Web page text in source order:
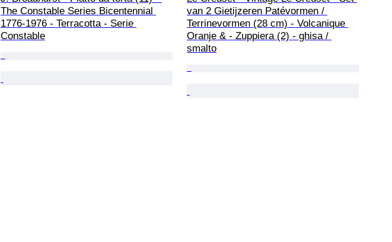
The Constable Series Bicentennial
1776-1976 - Terracotta - Serie
Constable
van 2 Gietijzeren Patévormen /
Terrinevormen (28 cm) - Volcanique
Oranje & - Zuppiera (2) - ghisa /
smalto